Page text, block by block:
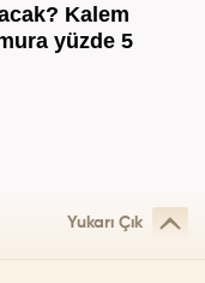
Kalem
yüzde 5
Yukarı Çık